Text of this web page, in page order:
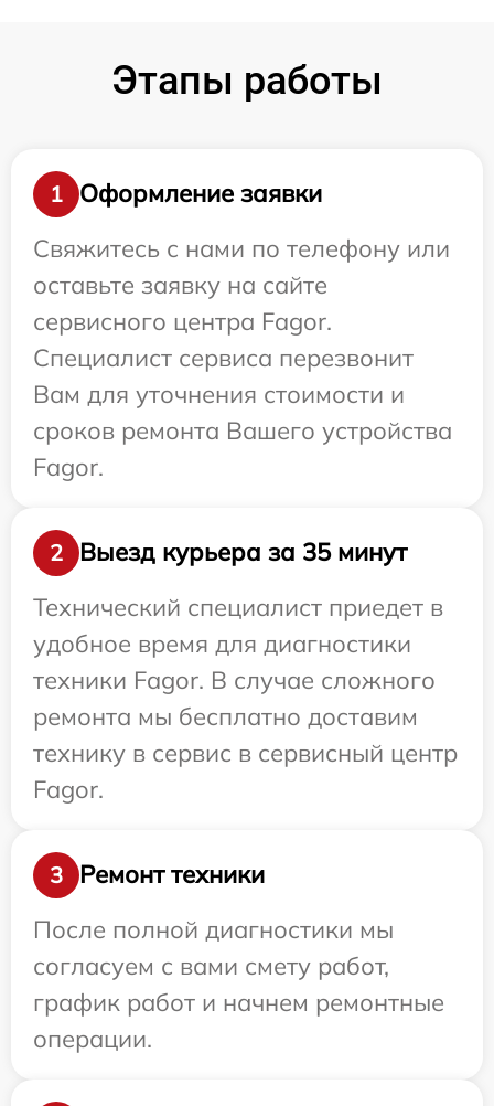
Этапы работы
1
Оформление заявки
Свяжитесь с нами по телефону или
оставьте заявку на сайте
сервисного центра Fagor.
Специалист сервиса перезвонит
Вам для уточнения стоимости и
сроков ремонта Вашего устройства
Fagor.
2
Выезд курьера за 35 минут
Технический специалист приедет в
удобное время для диагностики
техники Fagor. В случае сложного
ремонта мы бесплатно доставим
технику в сервис в сервисный центр
Fagor.
3
Ремонт техники
После полной диагностики мы
согласуем с вами смету работ,
график работ и начнем ремонтные
операции.